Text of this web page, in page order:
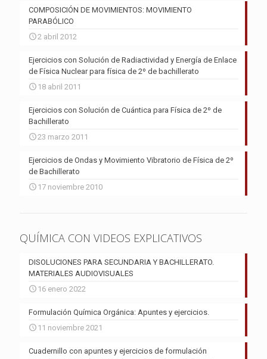
COMPOSICIÓN DE MOVIMIENTOS: MOVIMIENTO
PARABÓLICO
2 abril 2012
Ejercicios con Solución de Radiactividad y Energía de Enlace
de Física Nuclear para física de 2º de bachillerato
18 abril 2011
Ejercicios con Solución de Cuántica para Física de 2º de
Bachillerato
23 marzo 2011
Ejercicios de Ondas y Movimiento Vibratorio de Física de 2º
de Bachillerato
17 noviembre 2010
QUÍMICA CON VIDEOS EXPLICATIVOS
DISOLUCIONES PARA SECUNDARIA Y BACHILLERATO.
MATERIALES AUDIOVISUALES
16 enero 2022
Formulación Química Orgánica: Apuntes y ejercicios.
11 noviembre 2021
Cuadernillo con apuntes y ejercicios de formulación